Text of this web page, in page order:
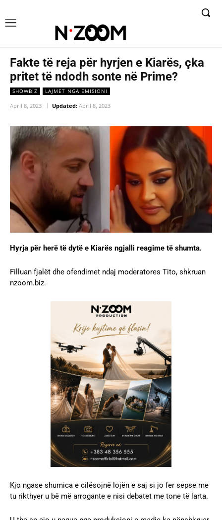
Fakte të reja për hyrjen e Kiarës, çka
pritet të ndodh sonte në Prime?
SHOWBIZ LAJMET NGA EMISIONI
April 8, 2023 Updated: April 8, 2023
Hyrja për herë të dytë e Kiarës ngjalli reagime të shumta.
Filluan fjalët dhe ofendimet ndaj moderatores Tito, shkruan
nzoom.biz.
Kjo ngase shumica e cilësojnë lojën e saj si jo fer sepse me
tu rikthyer u bë më arrogante e nisi debatet me tone të larta.